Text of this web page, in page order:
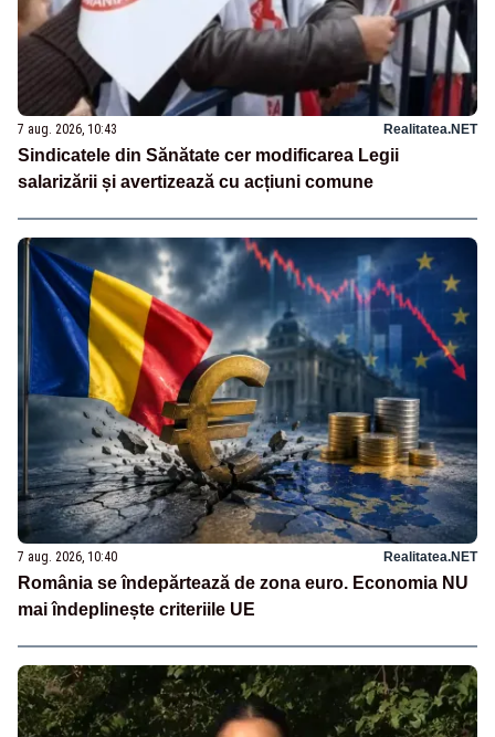
7 aug. 2026, 10:43 Realitatea.NET
Sindicatele din Sănătate cer modificarea Legii
salarizării și avertizează cu acțiuni comune
7 aug. 2026, 10:40 Realitatea.NET
România se îndepărtează de zona euro. Economia NU
mai îndeplinește criteriile UE